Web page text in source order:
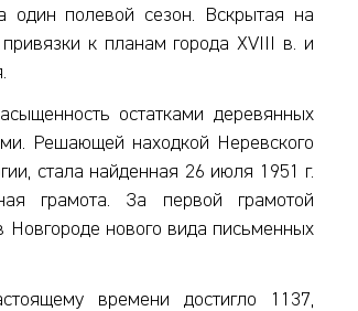
полевой сезон. Вскрытая на
к планам города XVIII в. и
остатками деревянных
Решающей находкой Неревского
стала найденная 26 июля 1951 г.
грамота. За первой грамотой
Новгороде нового вида письменных
времени достигло 1137,